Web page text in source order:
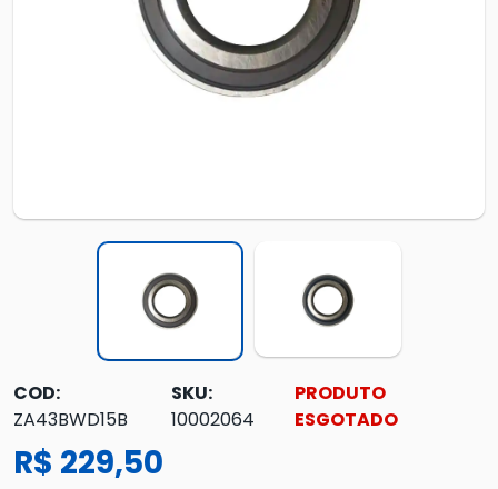
COD:
ZA43BWD15B
SKU:
10002064
PRODUTO
ESGOTADO
R$ 229,50